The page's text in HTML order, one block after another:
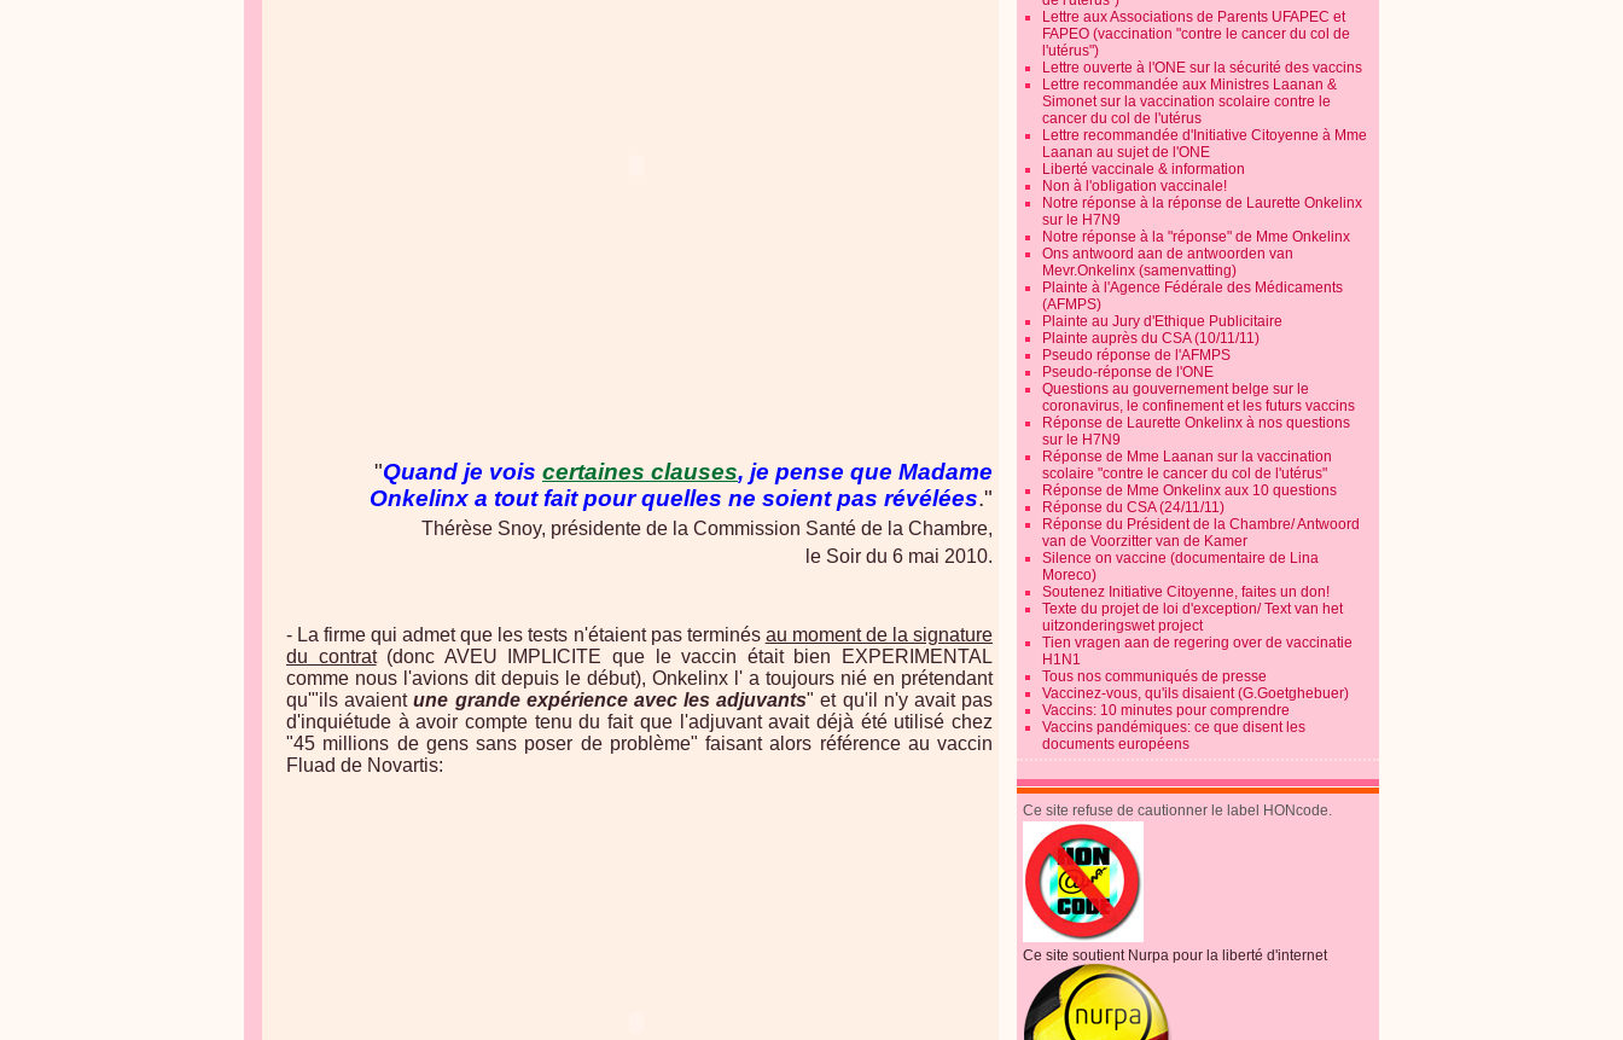
"Quand je vois certaines clauses, je pense que Madame
Onkelinx a tout fait pour quelles ne soient pas révélées."
Thérèse Snoy, présidente de la Commission Santé de la Chambre,
le Soir du 6 mai 2010.
- La firme qui admet que les tests n'étaient pas terminés au moment de la signature
du contrat(donc AVEU IMPLICITE que le vaccin était bien EXPERIMENTAL
comme nous l'avions dit depuis le début), Onkelinx l' a toujours nié en prétendant
qu'"ils avaientune grande expérience avec les adjuvants" et qu'il n'y avait pas
d'inquiétude à avoir compte tenu du fait que l'adjuvant avait déjà été utilisé chez
"45 millions de gens sans poser de problème" faisant alors référence au vaccin
Fluad de Novartis:
Lettre aux Associations de Parents UFAPEC et
FAPEO (vaccination "contre le cancer du col de
l'utérus")
Lettre ouverte à l'ONE sur la sécurité des vaccins
Lettre recommandée aux Ministres Laanan &
Simonet sur la vaccination scolaire contre le
cancer du col de l'utérus
Lettre recommandée d'Initiative Citoyenne à Mme
Laanan au sujet de l'ONE
Liberté vaccinale & information
Non à l'obligation vaccinale!
Notre réponse à la réponse de Laurette Onkelinx
sur le H7N9
Notre réponse à la "réponse" de Mme Onkelinx
Ons antwoord aan de antwoorden van
Mevr.Onkelinx (samenvatting)
Plainte à l'Agence Fédérale des Médicaments
(AFMPS)
Plainte au Jury d'Ethique Publicitaire
Plainte auprès du CSA (10/11/11)
Pseudo réponse de l'AFMPS
Pseudo-réponse de l'ONE
Questions au gouvernement belge sur le
coronavirus, le confinement et les futurs vaccins
Réponse de Laurette Onkelinx à nos questions
sur le H7N9
Réponse de Mme Laanan sur la vaccination
scolaire "contre le cancer du col de l'utérus"
Réponse de Mme Onkelinx aux 10 questions
Réponse du CSA (24/11/11)
Réponse du Président de la Chambre/ Antwoord
van de Voorzitter van de Kamer
Silence on vaccine (documentaire de Lina
Moreco)
Soutenez Initiative Citoyenne, faites un don!
Texte du projet de loi d'exception/ Text van het
uitzonderingswet project
Tien vragen aan de regering over de vaccinatie
H1N1
Tous nos communiqués de presse
Vaccinez-vous, qu'ils disaient (G.Goetghebuer)
Vaccins: 10 minutes pour comprendre
Vaccins pandémiques: ce que disent les
documents européens
Ce site refuse de cautionner le label HONcode.
Ce site soutient Nurpa pour la liberté d'internet